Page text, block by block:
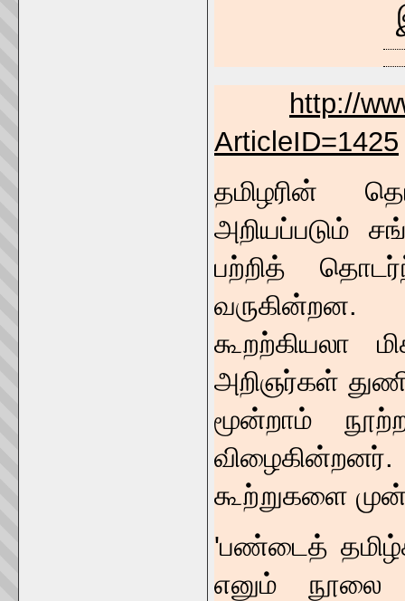
http://
ArticleID=1425
தமிழரின்
அறியப்படும்
பற்றித்
கூறற்கியலா
அறிஞர்கள்
மூன்றாம்
கூற்றுகளை
'பண்டைத்
எனும் நூலை